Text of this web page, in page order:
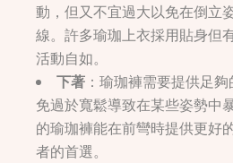
動，但又不宜過大以免在倒立
線。許多瑜珈上衣採用貼身但
活動自如。
下著 ：瑜珈褲需要提供足
免過於寬鬆導致在某些姿勢中
的瑜珈褲能在前彎時提供更好
者的首選。